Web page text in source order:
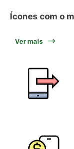
Ícones com o
Ver mais